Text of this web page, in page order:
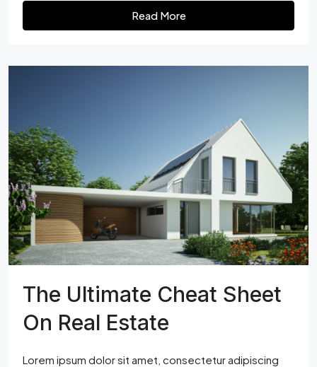
Read More
The Ultimate Cheat Sheet
On Real Estate
Lorem ipsum dolor sit amet, consectetur adipiscing